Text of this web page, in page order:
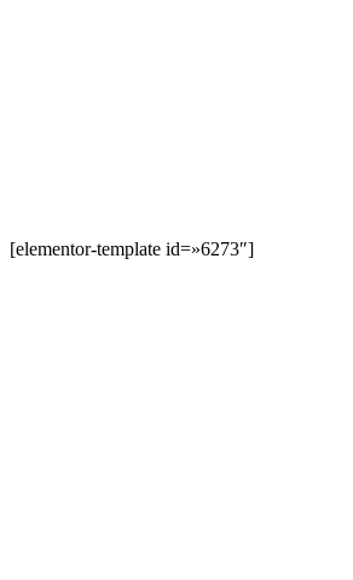
[elementor-template id=»6273″]